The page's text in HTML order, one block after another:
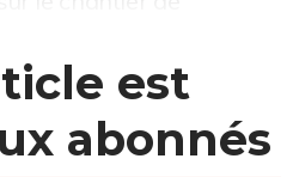
est
abonnés